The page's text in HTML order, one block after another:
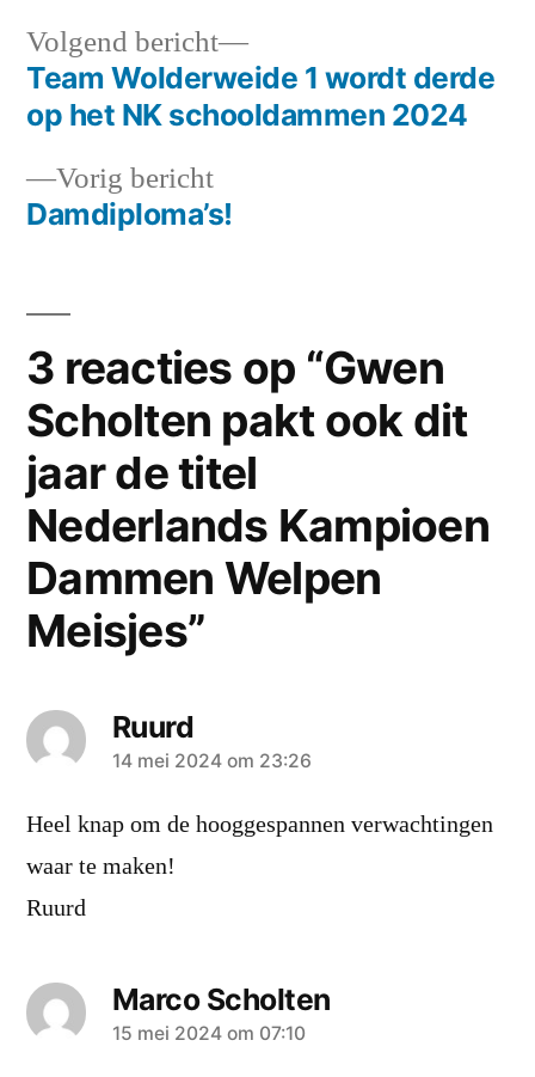
Bericht
navigatie
Vorig berichtVorig
bericht:
Damdiploma’s!
Volgend bericht
Volgend
bericht:
Team Wolderweide 1 wordt derde
op het NK schooldammen 2024
3 reacties op “Gwen
Scholten pakt ook dit
jaar de titel
Nederlands Kampioen
Dammen Welpen
Meisjes”
Ruurd
zei:
14 mei 2024 om 23:26
Heel knap om de hooggespannen verwachtingen
waar te maken!
Ruurd
Marco Scholten
zei:
15 mei 2024 om 07:10